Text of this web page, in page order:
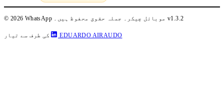
© 2026 WhatsApp موبائل چیکر۔ جملہ حقوق محفوظ ہیں۔v1.3.2
کی طرف سے تیار EDUARDO AIRAUDO